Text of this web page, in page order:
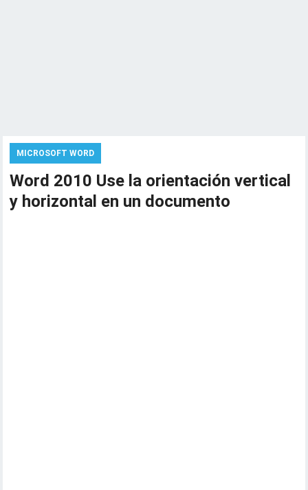
MICROSOFT WORD
Word 2010 Use la orientación vertical
y horizontal en un documento